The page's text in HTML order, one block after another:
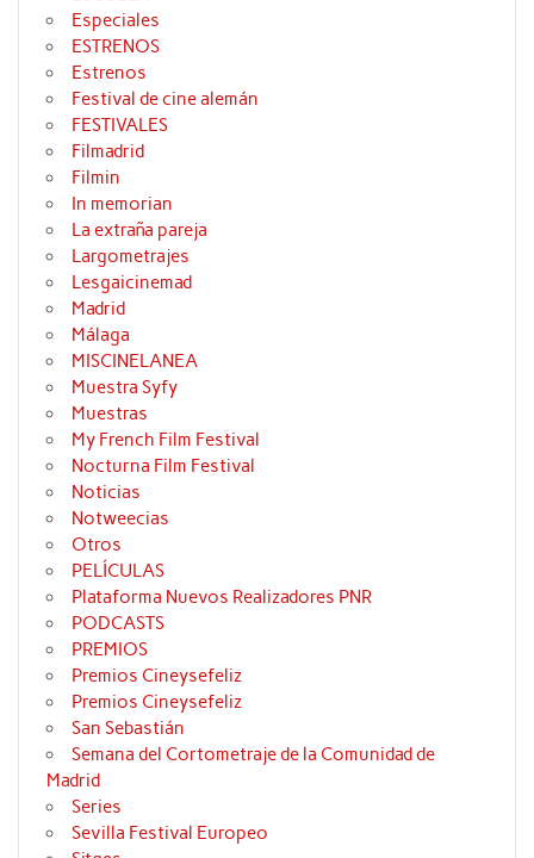
Especiales
ESTRENOS
Estrenos
Festival de cine alemán
FESTIVALES
Filmadrid
Filmin
In memorian
La extraña pareja
Largometrajes
Lesgaicinemad
Madrid
Málaga
MISCINELANEA
Muestra Syfy
Muestras
My French Film Festival
Nocturna Film Festival
Noticias
Notweecias
Otros
PELÍCULAS
Plataforma Nuevos Realizadores PNR
PODCASTS
PREMIOS
Premios Cineysefeliz
Premios Cineysefeliz
San Sebastián
Semana del Cortometraje de la Comunidad de
Madrid
Series
Sevilla Festival Europeo